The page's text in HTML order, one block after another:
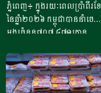
តោន គិតជាទឹកប្រាក់​
ជាង៤១៥លានដុល្លារ
ភ្នំពេញ៖ ក្នុងរយៈពេលប្រាំពីរខែ
នៃឆ្នាំ២០២៦ កម្ពុជាបាននាំចេញ
អង្ករចំនួន៧០៧ ៤៧១តោន​
ចំនួន៦១ក្រុមហ៊ុន ដោយនាំ
ចេញទៅកាន់គោលដៅចំនួន៦៦
ដែលក្នុងនោះទៅកាន់បណ្តា